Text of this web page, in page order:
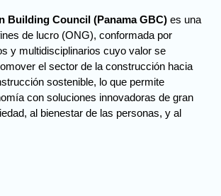
Building Council (Panama GBC) es una
de lucro (ONG), conformada por
y multidisciplinarios cuyo valor se
el sector de la construcción hacia
sostenible, lo que permite
con soluciones innovadoras de gran
al bienestar de las personas, y al